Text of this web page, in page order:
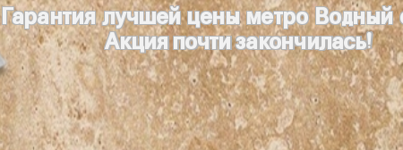
Гарантия лучшей цены метро Водный
Акция почти закончилась!